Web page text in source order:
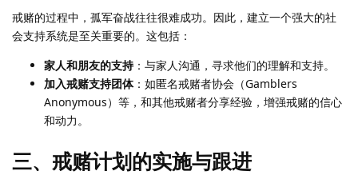
戒赌的过程中，孤军奋战往往很难成功。因此，建立一个强大的社
会支持系统是至关重要的。这包括：
家人和朋友的支持：与家人沟通，寻求他们的理解和支持。
加入戒赌支持团体：如匿名戒赌者协会（Gamblers
Anonymous）等，和其他戒赌者分享经验，增强戒赌的信心
和动力。
三、戒赌计划的实施与跟进